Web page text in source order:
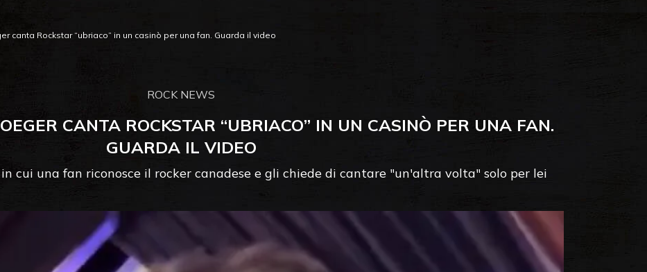
canta Rockstar “ubriaco” in un casinò per una fan. Guarda il video
ROCK NEWS
CANTA ROCKSTAR “UBRIACO” IN UN CASINÒ PER UNA FAN.
GUARDA IL VIDEO
cui una fan riconosce il rocker canadese e gli chiede di cantare "un'altra volta" solo per lei